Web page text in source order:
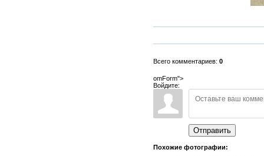
Всего комментариев: 0
omForm">
Войдите:
Отправить
Похожие фотографии: